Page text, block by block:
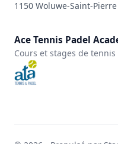
1150 Woluwe-Saint-Pierre
Ace Tennis Padel
Cours et stages de